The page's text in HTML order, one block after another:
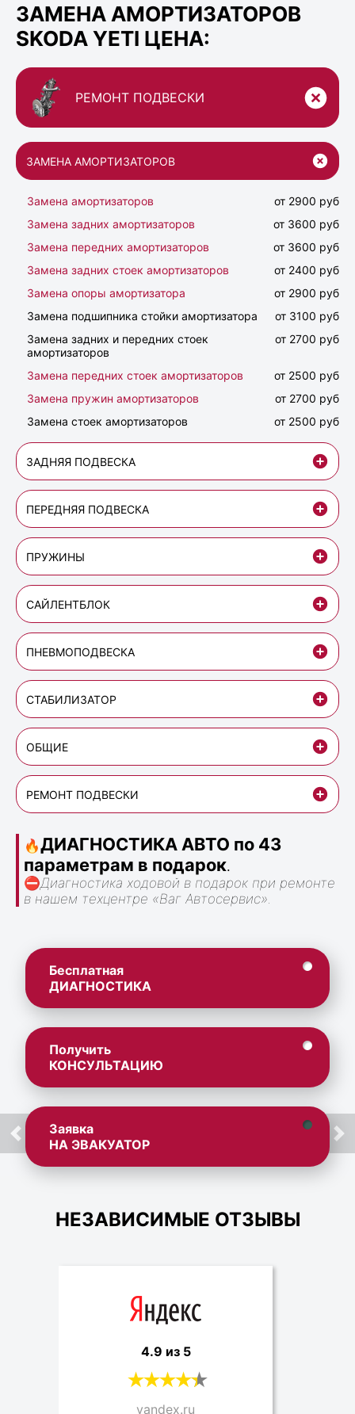
ЗАМЕНА АМОРТИЗАТОРОВ
SKODA YETI ЦЕНА:
РЕМОНТ ПОДВЕСКИ
ЗАМЕНА АМОРТИЗАТОРОВ
Замена амортизаторов
от 2900 руб
Замена задних амортизаторов
от 3600 руб
Замена передних амортизаторов
от 3600 руб
Замена задних стоек амортизаторов
от 2400 руб
Замена опоры амортизатора
от 2900 руб
Замена подшипника стойки амортизатора
от 3100 руб
Замена задних и передних стоек
амортизаторов
от 2700 руб
Замена передних стоек амортизаторов
от 2500 руб
Замена пружин амортизаторов
от 2700 руб
Замена стоек амортизаторов
от 2500 руб
ЗАДНЯЯ ПОДВЕСКА
ПЕРЕДНЯЯ ПОДВЕСКА
ПРУЖИНЫ
САЙЛЕНТБЛОК
ПНЕВМОПОДВЕСКА
СТАБИЛИЗАТОР
ОБЩИЕ
РЕМОНТ ПОДВЕСКИ
🔥ДИАГНОСТИКА АВТО по 43
параметрам в подарок.
⛔Диагностика ходовой в подарок при ремонте
в нашем техцентре «Ваг Автосервис».
Бесплатная
ДИАГНОСТИКА
Получить
КОНСУЛЬТАЦИЮ
Заявка
НА ЭВАКУАТОР
НЕЗАВИСИМЫЕ ОТЗЫВЫ
4.9 из 5
yandex.ru